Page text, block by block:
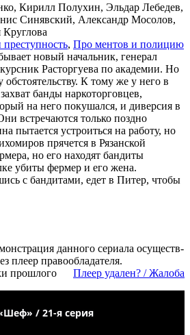
Кирилл Полухин, Эльдар Лебедев,
Синявский, Александр Мосолов,
, Про мен­тов и по­ли­цию
новый начальник, генерал
Расторгуева по академии. Но
обстоятельству. К тому же у него в
банды наркоторговцев,
на него покушался, и диверсия в
встречаются только поздно
пытается устроиться на работу, но
прячется в Рязанской
но его находят бандиты
убиты фермер и его жена.
с бандитами, едет в Питер, чтобы
дан­но­го се­риа­ла осу­ще­ст­в­
пле­ер пра­во­об­ла­да­те­ля.
прошлого
Пле­ер уда­лен? / Жа­ло­ба